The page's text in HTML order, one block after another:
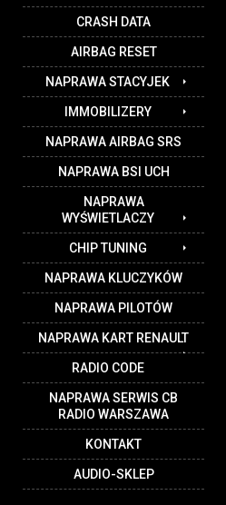
CRASH DATA
AIRBAG RESET
NAPRAWA STACYJEK
IMMOBILIZERY
NAPRAWA AIRBAG SRS
NAPRAWA BSI UCH
NAPRAWA
WYŚWIETLACZY
CHIP TUNING
NAPRAWA KLUCZYKÓW
NAPRAWA PILOTÓW
NAPRAWA KART RENAULT
RADIO CODE
NAPRAWA SERWIS CB
RADIO WARSZAWA
KONTAKT
AUDIO-SKLEP